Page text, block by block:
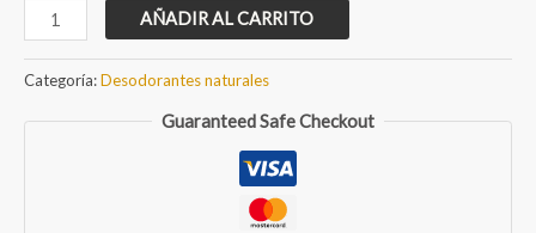
Desodorante
sólido
floral
cantidad
AÑADIR AL CARRITO
Categoría:Desodorantes naturales
Guaranteed Safe Checkout